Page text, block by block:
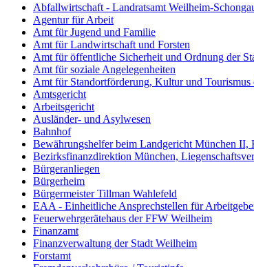
Abfallwirtschaft - Landratsamt Weilheim-
Agentur für Arbeit
Amt für Jugend und Familie
Amt für Landwirtschaft und Forsten
Amt für öffentliche Sicherheit und Ordnung der
Amt für soziale Angelegenheiten
Amt für Standortförderung, Kultur und
Amtsgericht
Arbeitsgericht
Ausländer- und Asylwesen
Bahnhof
Bewährungshelfer beim Landgericht München II,
Bezirksfinanzdirektion München,
Bürgeranliegen
Bürgerheim
Bürgermeister Tillman Wahlefeld
EAA - Einheitliche Ansprechstellen für
Feuerwehrgerätehaus der FFW Weilheim
Finanzamt
Finanzverwaltung der Stadt Weilheim
Forstamt